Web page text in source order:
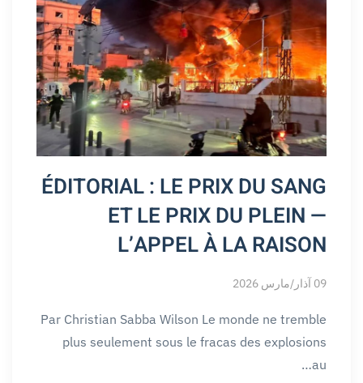
ÉDITORIAL : LE PRIX DU SANG
ET LE PRIX DU PLEIN —
L’APPEL À LA RAISON
09 آذار/مارس 2026
Par Christian Sabba Wilson Le monde ne tremble
plus seulement sous le fracas des explosions
au…